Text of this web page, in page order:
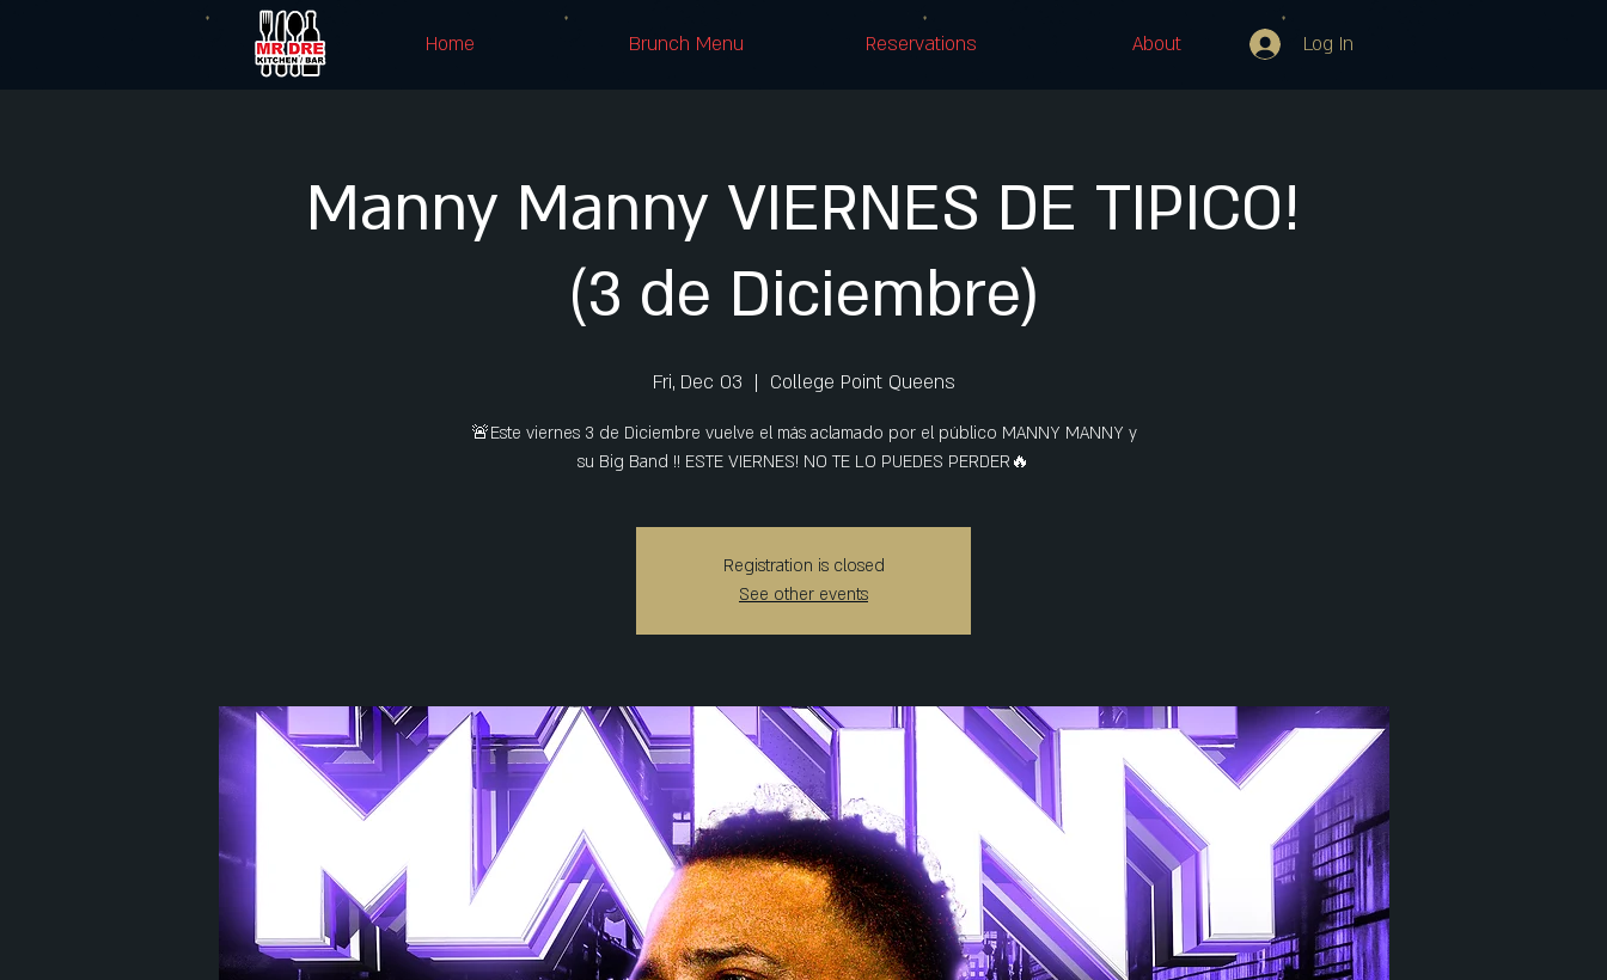
Home Brunch Menu Reservations About Log In
Manny Manny VIERNES DE TIPICO!
(3 de Diciembre)
Fri, Dec 03
  |
College Point Queens
🚨Este viernes 3 de Diciembre vuelve el más aclamado por el público MANNY MANNY y
su Big Band !! ESTE VIERNES! NO TE LO PUEDES PERDER🔥
Registration is closed
See other events